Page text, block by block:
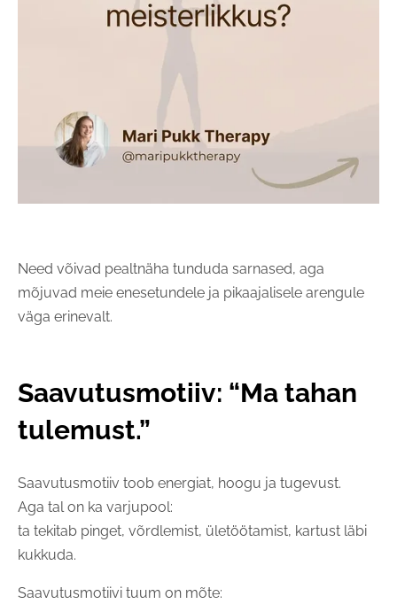
Need võivad pealtnäha tunduda sarnased, aga
mõjuvad meie enesetundele ja pikaajalisele arengule
väga erinevalt.
Saavutusmotiiv: “Ma tahan
tulemust.”
Saavutusmotiiv toob energiat, hoogu ja tugevust.
Aga tal on ka varjupool:
ta tekitab pinget, võrdlemist, ületöötamist, kartust läbi
kukkuda.
Saavutusmotiivi tuum on mõte: